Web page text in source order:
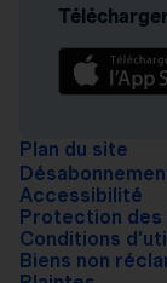
Plan du site
Accessibilité
Protection des
Conditions
Biens non